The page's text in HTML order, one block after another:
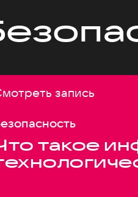
запись
такое